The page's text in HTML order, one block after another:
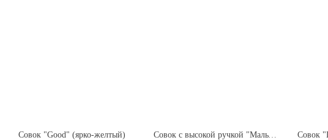
Совок "Good" (ярко-желтый)
Совок с высокой ручкой "Мальта" (бежевый флэк)